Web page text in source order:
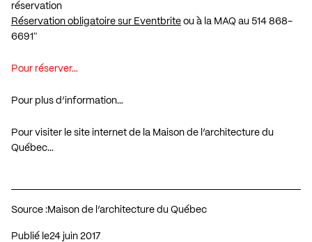
réservation
Réservation obligatoire sur Eventbrite ou à la MAQ au 514 868-
6691″
Pour réserver…
Pour plus d’information…
Pour visiter le site internet de la Maison de l’architecture du
Québec…
Source :Maison de l’architecture du Québec
Publié le 24 juin 2017